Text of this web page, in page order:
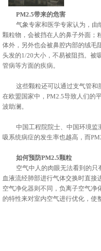
PM2.5带来的危害
气象专家和医学专家认为，
颗粒物，会被挡在人的鼻子外面；
体外，另外也会被鼻腔内部的绒毛
头发的1/20大小，不易被阻挡。被
管病等方面的疾病。
这些颗粒还可以通过支气管
在欧盟国家中， PM2.5导致人们的
波助澜。
中国工程院院士、中国环境
吸系统病症的发生率也越高，而
如何预防PM2.5颗粒
空气中人的肉眼无法看到的只
血液流经肺部进行气体交换时直
空气净化器则不同，负离子空气净
的特性来对室内空气进行优化，使